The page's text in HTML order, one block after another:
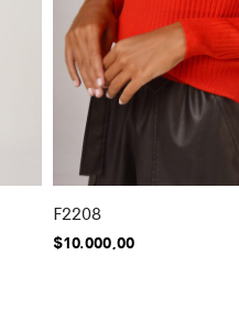
F2208
$10.000,00